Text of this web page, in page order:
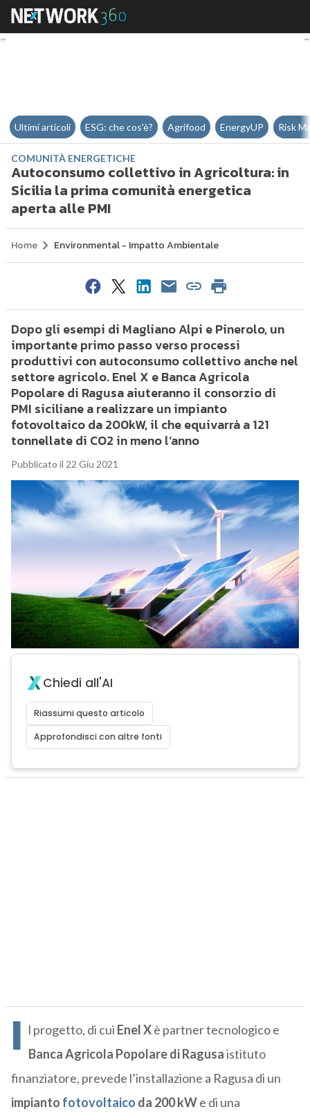
Autoconsumo collettivo in
Ultimi articoli ESG: che cos'è? Agrifood EnergyUP Risk
COMUNITÀ ENERGETICHE
Autoconsumo collettivo in Agricoltura: in
Sicilia la prima comunità energetica
aperta alle PMI
Home Environmental - Impatto Ambientale
Dopo gli esempi di Magliano Alpi e Pinerolo, un
importante primo passo verso processi
produttivi con autoconsumo collettivo anche nel
settore agricolo. Enel X e Banca Agricola
Popolare di Ragusa aiuteranno il consorzio di
PMI siciliane a realizzare un impianto
fotovoltaico da 200kW, il che equivarrà a 121
tonnellate di CO2 in meno l’anno
Pubblicato il 22 Giu 2021
Chiedi all'AI
Riassumi questo articolo
Approfondisci con altre fonti
I l progetto, di cui Enel Xè partner tecnologico e
Banca Agricola Popolare di Ragusaistituto
finanziatore, prevede l’installazione a Ragusa di un
impianto fotovoltaico da 200 kWe di una